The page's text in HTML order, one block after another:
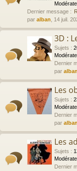
Dernier message :
par alban , 14 juil.
3D :
Sujets :
Dernier
par alban
Les
Sujets :
Dernier
par alban
Les
Sujets :
Dernier